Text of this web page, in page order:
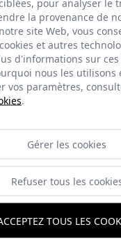
System
un conjunto que
pour analyser le
la provenance de
site Web, vous
et autres
d'informations sur ces
nous les utilisons
vos paramètres,
.
Gérer les cookies
Refuser tous les
TOUS LES